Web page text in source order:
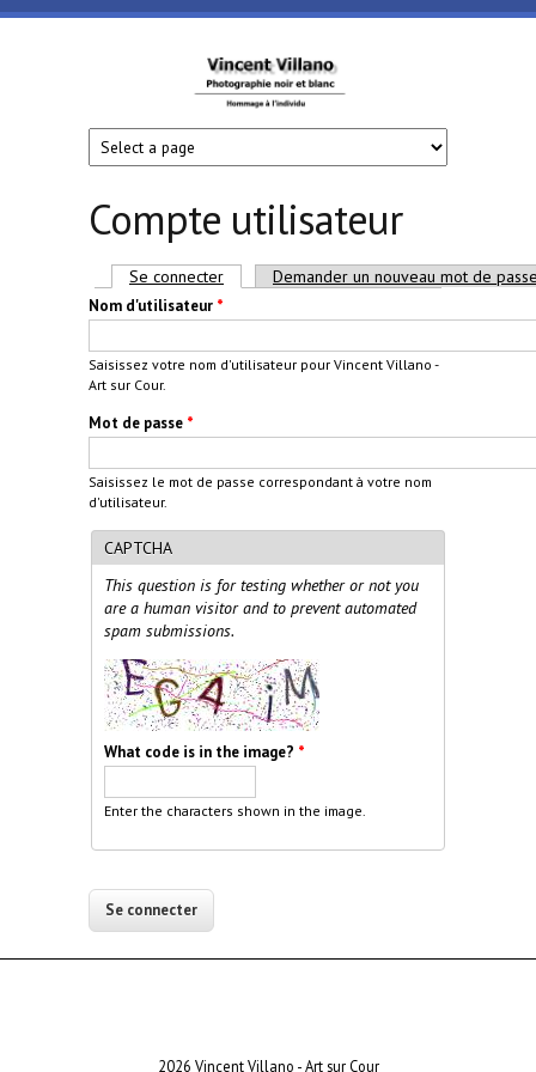
Aller au contenu principal
Vincent
Villano
- Art
sur
Cour
Compte utilisateur
Onglets principaux
Se connecter (onglet actif)Demander un nouveau mot de
Nom d'utilisateur *
Saisissez votre nom d'utilisateur pour Vincent Villano -
Art sur Cour.
Mot de passe *
Saisissez le mot de passe correspondant à votre nom
d'utilisateur.
CAPTCHA
This question is for testing whether or not you
are a human visitor and to prevent automated
spam submissions.
What code is in the image? *
Enter the characters shown in the image.
2026 Vincent Villano - Art sur Cour